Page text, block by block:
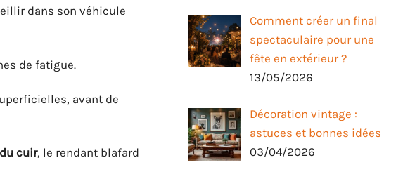
dans son véhicule
de fatigue.
avant de
cuir, le rendant blafard
Comment créer un final
spectaculaire pour une
fête en extérieur ?
13/05/2026
Décoration vintage :
astuces et bonnes idées
03/04/2026